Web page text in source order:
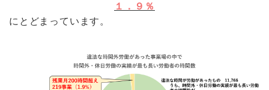
１．９％
にとどまっています。